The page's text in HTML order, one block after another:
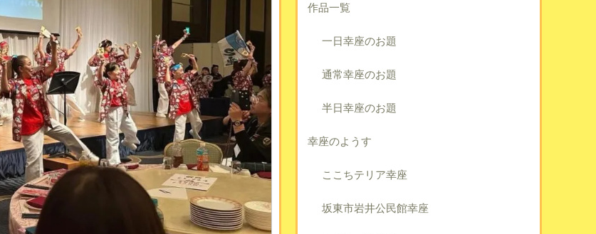
作品一覧
一日幸座のお題
通常幸座のお題
半日幸座のお題
幸座のようす
ここちテリア幸座
坂東市岩井公民館幸座